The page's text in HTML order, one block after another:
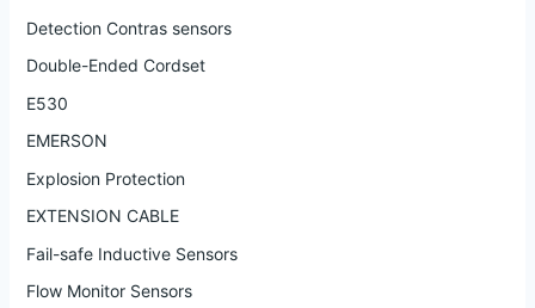
Detection Contras sensors
Double-Ended Cordset
E530
EMERSON
Explosion Protection
EXTENSION CABLE
Fail-safe Inductive Sensors
Flow Monitor Sensors